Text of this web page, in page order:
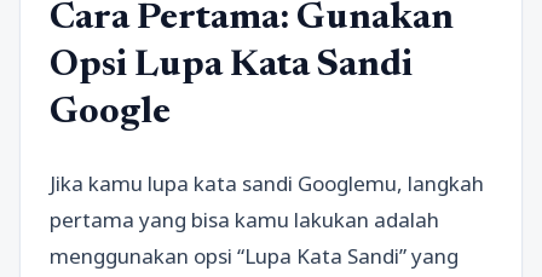
Cara Pertama: Gunakan
Opsi Lupa Kata Sandi
Google
Jika kamu lupa kata sandi Googlemu, langkah
pertama yang bisa kamu lakukan adalah
menggunakan opsi “Lupa Kata Sandi” yang